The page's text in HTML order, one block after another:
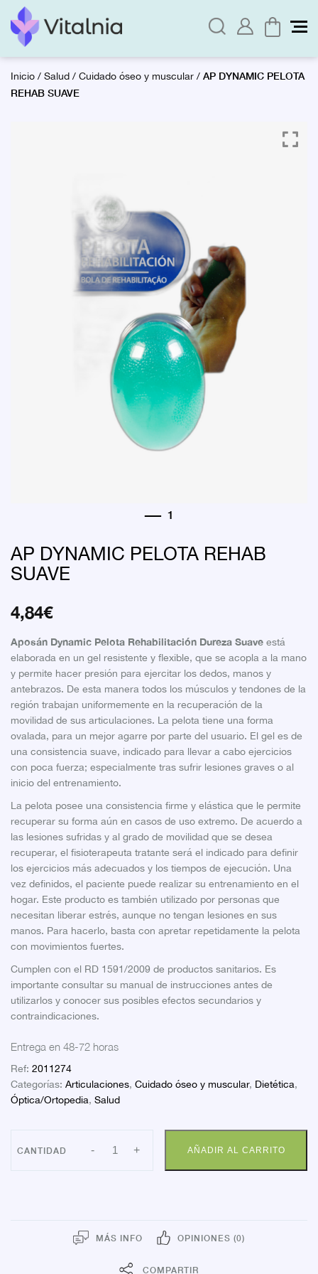
Inicio/Salud/Cuidado óseo y muscular/ AP DYNAMIC PELOTA
REHAB SUAVE
AP DYNAMIC PELOTA REHAB
SUAVE
4,84€
Aposán Dynamic Pelota Rehabilitación Dureza Suaveestá
elaborada en un gel resistente y flexible, que se acopla a la mano
y permite hacer presión para ejercitar los dedos, manos y
antebrazos. De esta manera todos los músculos y tendones de la
región trabajan uniformemente en la recuperación de la
movilidad de sus articulaciones. La pelota tiene una forma
ovalada, para un mejor agarre por parte del usuario. El gel es de
una consistencia suave, indicado para llevar a cabo ejercicios
con poca fuerza; especialmente tras sufrir lesiones graves o al
inicio del entrenamiento.
La pelota posee una consistencia firme y elástica que le permite
recuperar su forma aún en casos de uso extremo. De acuerdo a
las lesiones sufridas y al grado de movilidad que se desea
recuperar, el fisioterapeuta tratante será el indicado para definir
los ejercicios más adecuados y los tiempos de ejecución. Una
vez definidos, el paciente puede realizar su entrenamiento en el
hogar. Este producto es también utilizado por personas que
necesitan liberar estrés, aunque no tengan lesiones en sus
manos. Para hacerlo, basta con apretar repetidamente la pelota
con movimientos fuertes.
Cumplen con el RD 1591/2009 de productos sanitarios. Es
importante consultar su manual de instrucciones antes de
utilizarlos y conocer sus posibles efectos secundarios y
contraindicaciones.
Entrega en 48-72 horas
Ref: 2011274
Categorías: Articulaciones, Cuidado óseo y muscular, Dietética,
Óptica/Ortopedia, Salud
- AP
DYNAMIC
+ AÑADIR AL CARRITO
MÁS INFO OPINIONES (0)
COMPARTIR